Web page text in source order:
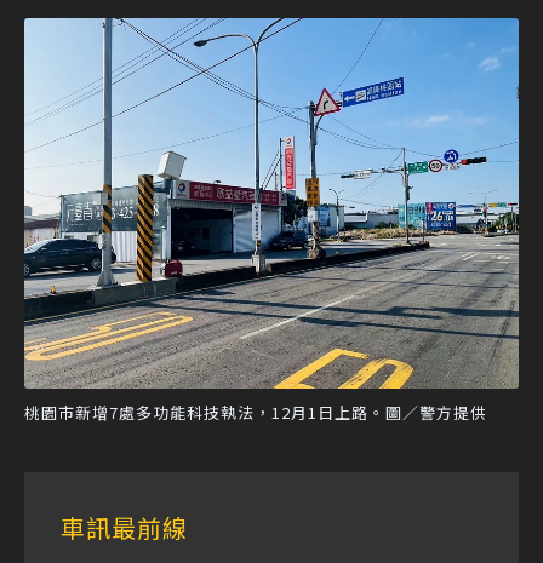
桃園市新增7處多功能科技執法，12月1日上路。圖／警方提供
車訊最前線